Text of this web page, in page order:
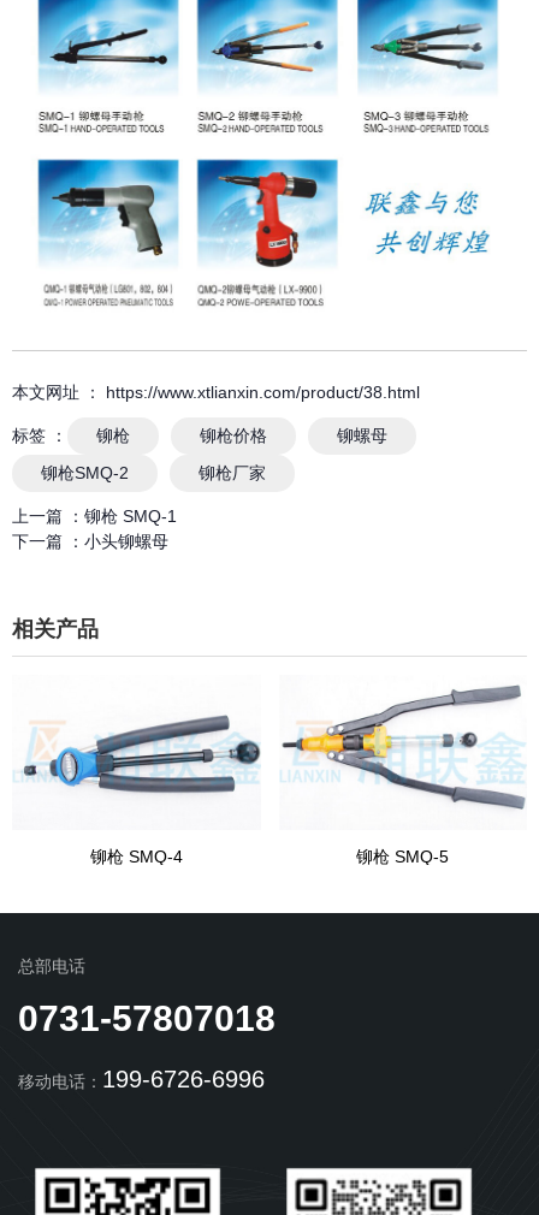
本文网址 ： https://www.xtlianxin.com/product/38.html
标签 ： 铆枪 铆枪价格
铆螺母
铆枪SMQ-2
铆枪厂家
上一篇 ： 铆枪 SMQ-1
下一篇 ： 小头铆螺母
相关产品
铆枪 SMQ-4 铆枪 SMQ-5
总部电话
0731-57807018
移动电话： 199-6726-6996